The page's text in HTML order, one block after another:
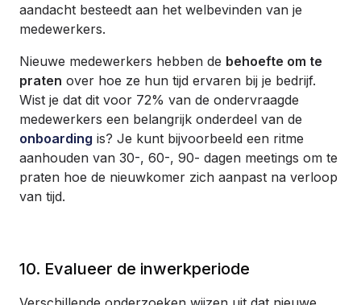
aandacht besteedt aan het welbevinden van je
medewerkers.
Nieuwe medewerkers hebben de behoefte om te
praten over hoe ze hun tijd ervaren bij je bedrijf.
Wist je dat dit voor 72% van de ondervraagde
medewerkers een belangrijk onderdeel van de
onboarding is? Je kunt bijvoorbeeld een ritme
aanhouden van 30-, 60-, 90- dagen meetings om te
praten hoe de nieuwkomer zich aanpast na verloop
van tijd.
10. Evalueer de inwerkperiode